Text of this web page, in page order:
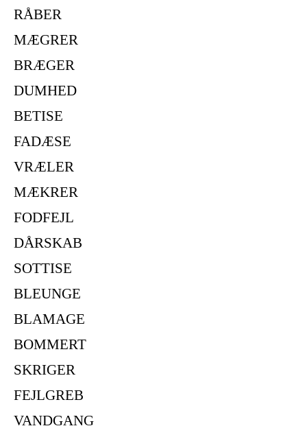
RÅBER
MÆGRER
BRÆGER
DUMHED
BETISE
FADÆSE
VRÆLER
MÆKRER
FODFEJL
DÅRSKAB
SOTTISE
BLEUNGE
BLAMAGE
BOMMERT
SKRIGER
FEJLGREB
VANDGANG